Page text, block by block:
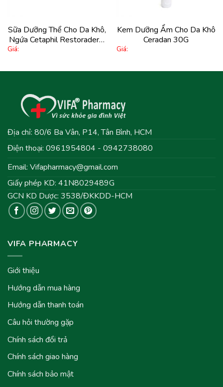
Sữa Dưỡng Thể Cho Da Khô,
Ngứa Cetaphil Restoraderm
Body Moisturizer 295Ml
Giá:
Kem Dưỡng Ẩm Cho Da Khô
Ceradan 30G
Giá:
Địa chỉ: 80/6 Ba Vân, P14, Tân Bình, HCM
Điện thoại: 0961954804 - 0942738080
Email: Vifapharmacy@gmail.com
Giấy phép KD: 41N8029489G
GCN KD Dược: 3538/ĐKKDD-HCM
VIFA PHARMACY
Giới thiệu
Hướng dẫn mua hàng
Hướng dẫn thanh toán
Câu hỏi thường gặp
Chính sách đổi trả
Chính sách giao hàng
Chính sách bảo mật